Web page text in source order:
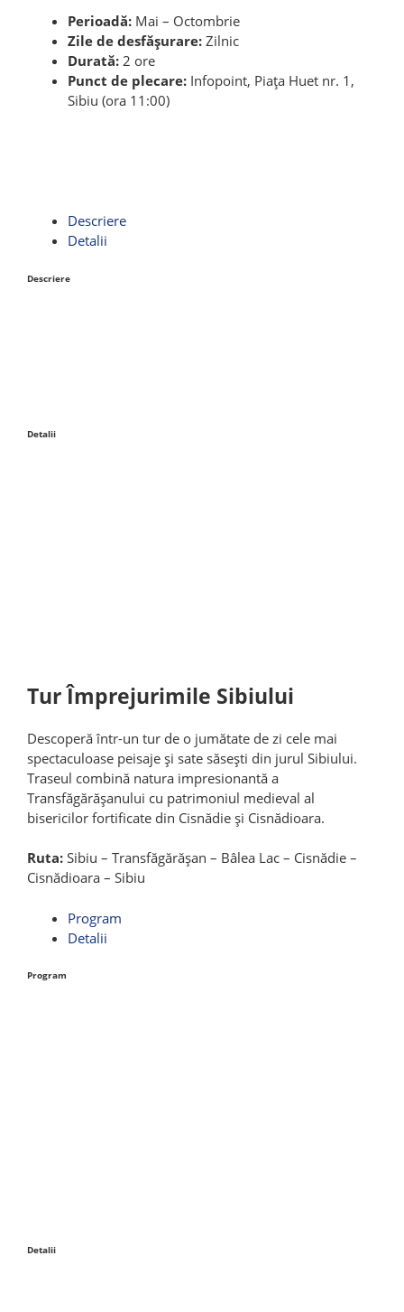
Perioadă: Mai – Octombrie
Zile de desfășurare: Zilnic
Durată: 2 ore
Punct de plecare: Infopoint, Piața Huet nr. 1,
Sibiu (ora 11:00)
Descriere
Detalii
Descriere
Detalii
Tur Împrejurimile Sibiului
Descoperă într-un tur de o jumătate de zi cele mai
spectaculoase peisaje și sate săsești din jurul Sibiului.
Traseul combină natura impresionantă a
Transfăgărășanului cu patrimoniul medieval al
bisericilor fortificate din Cisnădie și Cisnădioara.
Ruta: Sibiu – Transfăgărășan – Bâlea Lac – Cisnădie –
Cisnădioara – Sibiu
Program
Detalii
Program
Detalii